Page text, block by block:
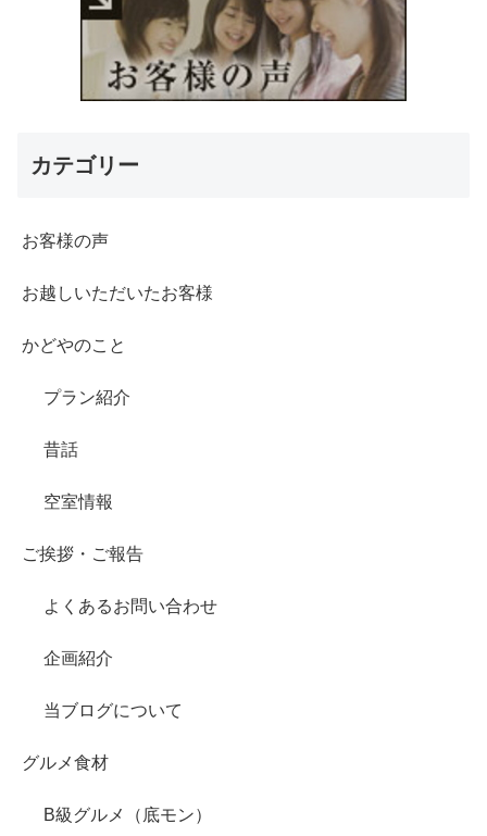
カテゴリー
お客様の声
お越しいただいたお客様
かどやのこと
プラン紹介
昔話
空室情報
ご挨拶・ご報告
よくあるお問い合わせ
企画紹介
当ブログについて
グルメ食材
B級グルメ（底モン）